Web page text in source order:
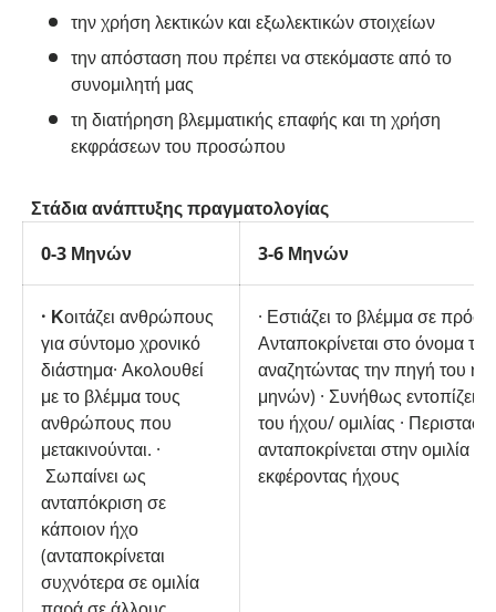
την χρήση λεκτικών και εξωλεκτικών στοιχείων
την απόσταση που πρέπει να στεκόμαστε από το
συνομιλητή μας
τη διατήρηση βλεμματικής επαφής και τη χρήση
εκφράσεων του προσώπου
Στάδια ανάπτυξης πραγματολογίας
0-3 Μηνών
3-6 Μηνών
· Κοιτάζει ανθρώπους
για σύντομο χρονικό
διάστημα· Ακολουθεί
με το βλέμμα τους
ανθρώπους που
μετακινούνται. ·
Σωπαίνει ως
ανταπόκριση σε
κάποιον ήχο
(ανταποκρίνεται
συχνότερα σε ομιλία
· Εστιάζει το βλέμμα σε
Ανταποκρίνεται στο όνομα του
αναζητώντας την πηγή του
μηνών) · Συνήθως εντοπίζει
του ήχου/ ομιλίας ·
ανταποκρίνεται στην ομιλία
εκφέροντας ήχους